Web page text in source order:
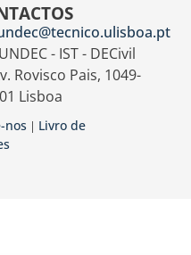
- IST - DECivil
Rovisco Pais, 1049-
Lisboa
nos | Livro de